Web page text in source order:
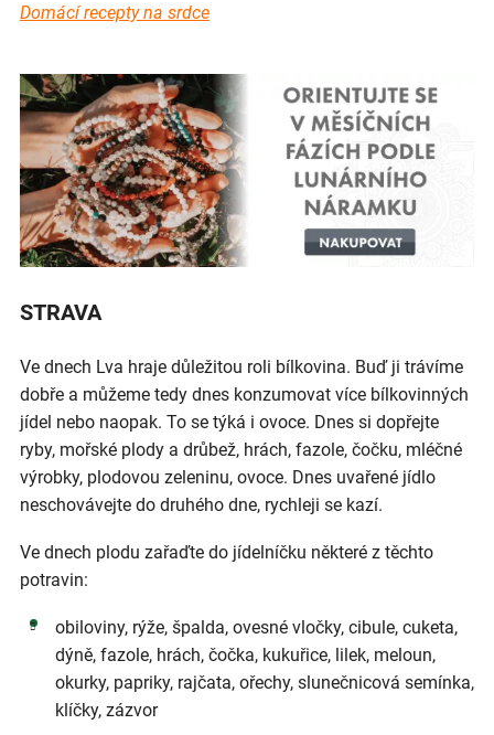
Domácí recepty na srdce
STRAVA
Ve dnech Lva hraje důležitou roli bílkovina. Buď ji trávíme
dobře a můžeme tedy dnes konzumovat více bílkovinných
jídel nebo naopak. To se týká i ovoce. Dnes si dopřejte
ryby, mořské plody a drůbež, hrách, fazole, čočku, mléčné
výrobky, plodovou zeleninu, ovoce. Dnes uvařené jídlo
neschovávejte do druhého dne, rychleji se kazí.
Ve dnech plodu zařaďte do jídelníčku některé z těchto
potravin:
obiloviny, rýže, špalda, ovesné vločky, cibule, cuketa,
dýně, fazole, hrách, čočka, kukuřice, lilek, meloun,
okurky, papriky, rajčata, ořechy, slunečnicová semínka,
klíčky, zázvor